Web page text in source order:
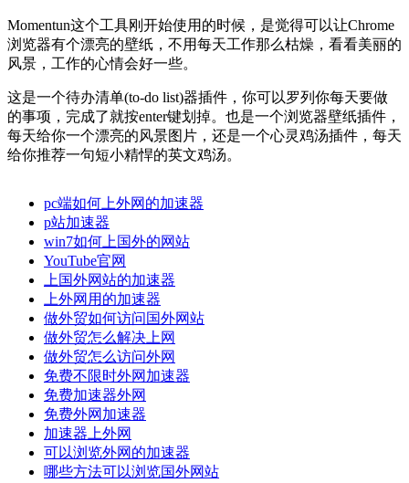
Momentun这个工具刚开始使用的时候，是觉得可以让Chrome
浏览器有个漂亮的壁纸，不用每天工作那么枯燥，看看美丽的
风景，工作的心情会好一些。
这是一个待办清单(to-do list)器插件，你可以罗列你每天要做
的事项，完成了就按enter键划掉。也是一个浏览器壁纸插件，
每天给你一个漂亮的风景图片，还是一个心灵鸡汤插件，每天
给你推荐一句短小精悍的英文鸡汤。
pc端如何上外网的加速器
p站加速器
win7如何上国外的网站
YouTube官网
上国外网站的加速器
上外网用的加速器
做外贸如何访问国外网站
做外贸怎么解决上网
做外贸怎么访问外网
免费不限时外网加速器
免费加速器外网
免费外网加速器
加速器上外网
可以浏览外网的加速器
哪些方法可以浏览国外网站